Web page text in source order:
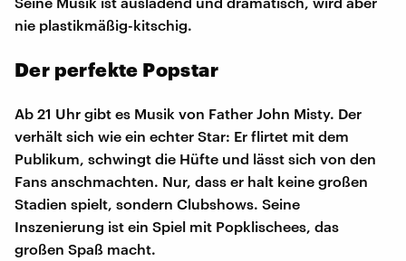
nie plastikmäßig-kitschig.
Der perfekte Popstar
Ab 21 Uhr gibt es Musik von Father John Misty. Der
verhält sich wie ein echter Star: Er flirtet mit dem
Publikum, schwingt die Hüfte und lässt sich von den
Fans anschmachten. Nur, dass er halt keine großen
Stadien spielt, sondern Clubshows. Seine
Inszenierung ist ein Spiel mit Popklischees, das
großen Spaß macht.